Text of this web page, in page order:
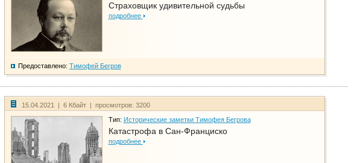
Страховщик удивительной судьбы
подробнее
Предоставлено: Тимофей Бегров
15.04.2021 | 6 Кбайт | просмотров: 3200
Тип: Исторические заметки Тимофея Бегрова
Катастрофа в Сан-Франциско
подробнее